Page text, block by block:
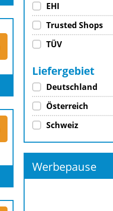
EHI
Trusted Shops
TÜV
Liefergebiet
Deutschland
Österreich
Schweiz
Werbepause